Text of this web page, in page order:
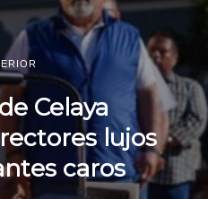
Celaya
lujos
caros